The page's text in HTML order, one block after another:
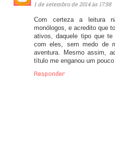
1 de setembro de 2014 às 17:58
Com certeza a leitura
monólogos, e acredito que
ativos, daquele tipo que
com eles, sem medo de
aventura. Mesmo assim,
título me enganou um
Responder